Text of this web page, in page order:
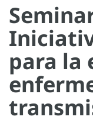
para la